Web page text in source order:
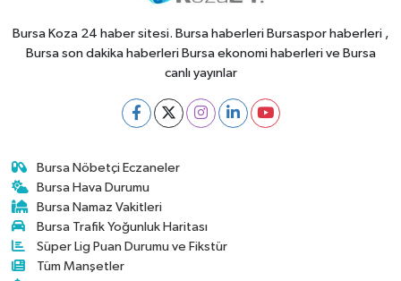
Bursa Koza 24 haber sitesi. Bursa haberleri Bursaspor haberleri ,
Bursa son dakika haberleri Bursa ekonomi haberleri ve Bursa
canlı yayınlar
Bursa Nöbetçi Eczaneler
Bursa Hava Durumu
Bursa Namaz Vakitleri
Bursa Trafik Yoğunluk Haritası
Süper Lig Puan Durumu ve Fikstür
Tüm Manşetler